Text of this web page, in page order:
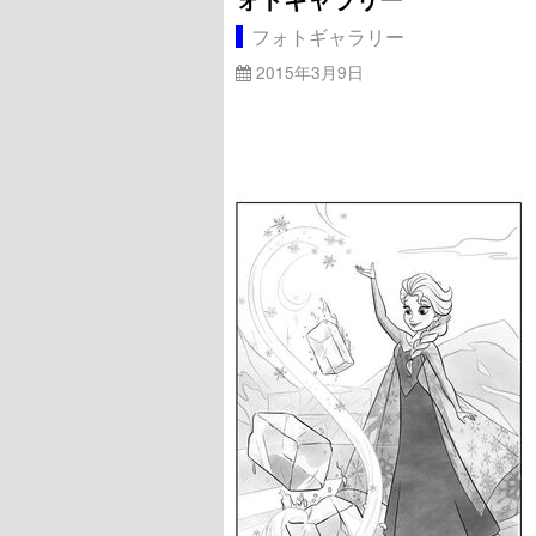
フォトギャラリー
2015年3月9日